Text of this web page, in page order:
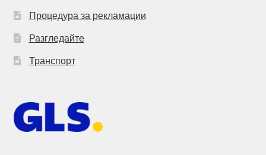
Процедура за рекламации
Разгледайте
Транспорт